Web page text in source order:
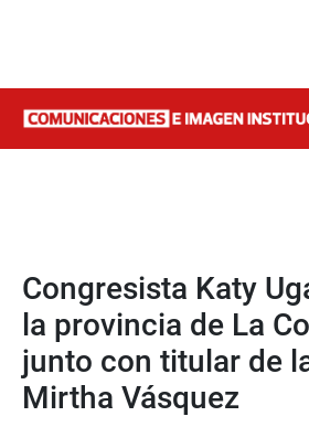
Congresista Katy
la provincia de La
junto con titular de
Mirtha Vásquez